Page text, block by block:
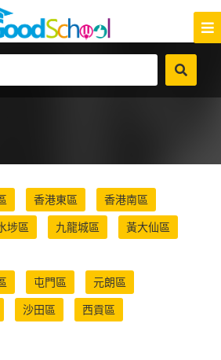
香港東區
香港南區
埗區 九龍城區
黃大仙區
屯門區
元朗區
沙田區
西貢區